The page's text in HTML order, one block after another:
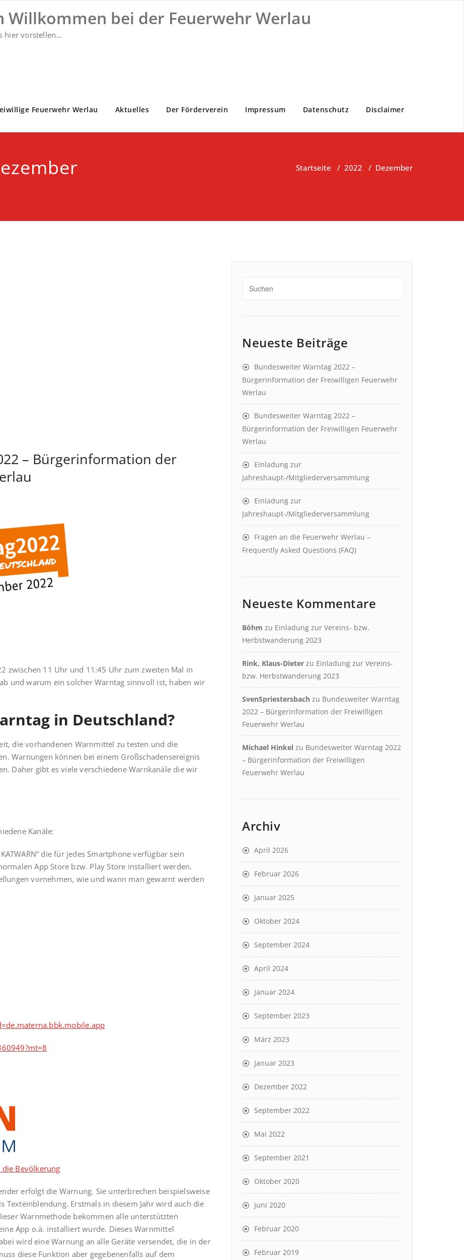
Willkommen bei der Feuerwehr Werlau
hier vorstellen…
Feuerwehr Werlau Aktuelles Der Förderverein Impressum Datenschutz Disclaimer
Startseite / 2022 / Dezember
– Bürgerinformation der
zwischen 11 Uhr und 11:45 Uhr zum zweiten Mal in
und warum ein solcher Warn­tag sinnvoll ist, haben wir
in Deutschland?
die vorhandenen Warnmittel zu testen und die
Warnungen können bei einem Großschadensereignis
Daher gibt es viele verschiedene Warnkanäle die wir
Kanäle:
die für jedes Smartphone verfügbar sein
App Store bzw. Play Store installiert werden.
vornehmen, wie und wann man gewarnt werden
Bevölkerung
erfolgt die Warnung. Sie unter­brechen beispielsweise
Texteinblendung. Erstmals in diesem Jahr wird auch die
Warnmethode bekommen alle unterstützten
App o.ä. installiert wurde. Dieses Warnmittel
wird eine Warnung an alle Geräte versendet, die in der
diese Funktion aber gegebenenfalls auf dem
Neueste Beiträge
Bundesweiter Warntag 2022 –
Bürgerinformation der Freiwilligen Feuerwehr
Werlau
Bundesweiter Warntag 2022 –
Bürgerinformation der Freiwilligen Feuerwehr
Werlau
Einladung zur
Jahreshaupt-/Mitgliederversammlung
Einladung zur
Jahreshaupt-/Mitgliederversammlung
Fragen an die Feuerwehr Werlau –
Frequently Asked Questions (FAQ)
Neueste Kommentare
Böhm zu Einladung zur Vereins- bzw.
Herbstwanderung 2023
Rink, Klaus-Dieter zu Einladung zur Vereins-
bzw. Herbstwanderung 2023
SvenSpriestersbach zu Bundesweiter Warntag
2022 – Bürgerinformation der Freiwilligen
Feuerwehr Werlau
Michael Hinkel zu Bundesweiter Warntag 2022
– Bürgerinformation der Freiwilligen
Feuerwehr Werlau
Archiv
April 2026
Februar 2026
Januar 2025
Oktober 2024
September 2024
April 2024
Januar 2024
September 2023
März 2023
Januar 2023
Dezember 2022
September 2022
Mai 2022
September 2021
Oktober 2020
Juni 2020
Februar 2020
Februar 2019